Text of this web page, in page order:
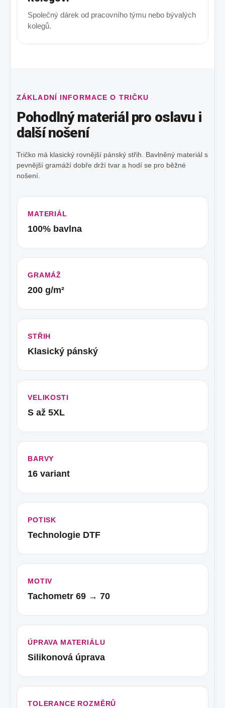
Společný dárek od pracovního týmu nebo bývalých
kolegů.
ZÁKLADNÍ INFORMACE O TRIČKU
Pohodlný materiál pro oslavu i
další nošení
Tričko má klasický rovnější pánský střih. Bavlněný materiál s
pevnější gramáží dobře drží tvar a hodí se pro běžné
nošení.
MATERIÁL
100% bavlna
GRAMÁŽ
200 g/m²
STŘIH
Klasický pánský
VELIKOSTI
S až 5XL
BARVY
16 variant
POTISK
Technologie DTF
MOTIV
Tachometr 69 → 70
ÚPRAVA MATERIÁLU
Silikonová úprava
TOLERANCE ROZMĚRŮ